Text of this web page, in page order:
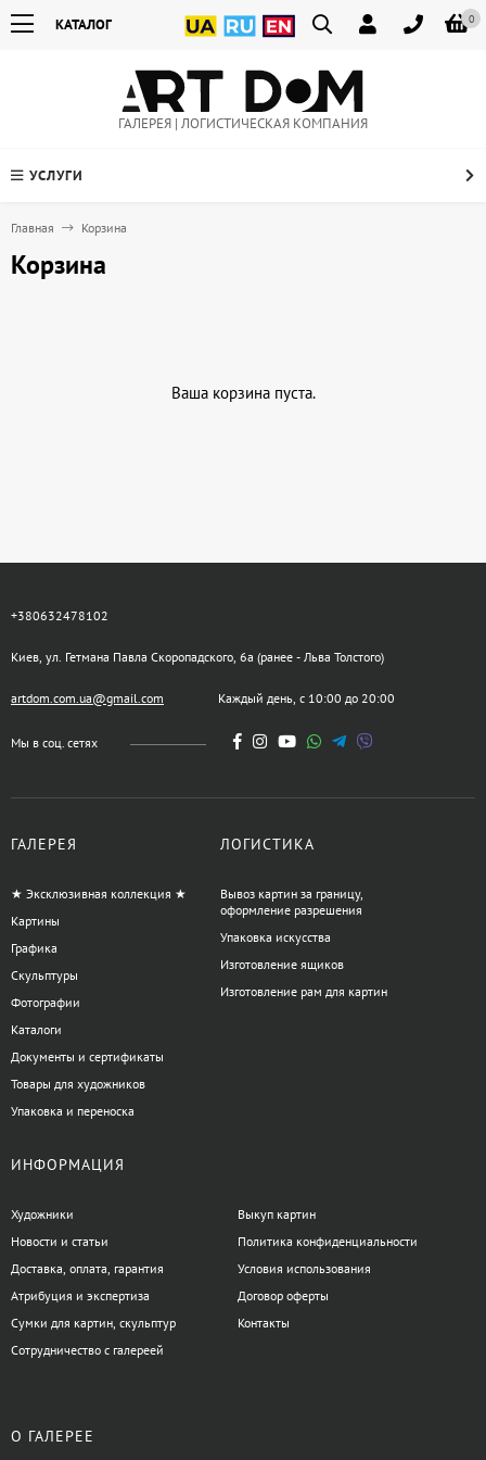
0
КАТАЛОГ
ГАЛЕРЕЯ | ЛОГИСТИЧЕСКАЯ КОМПАНИЯ
УСЛУГИ
Главная Корзина
Корзина
Ваша корзина пуста.
+380632478102
Киев, ул. Гетмана Павла Скоропадского, 6а (ранее - Льва Толстого)
artdom.com.ua@gmail.com Каждый день, с 10:00 до 20:00
Мы в соц. сетях
ГАЛЕРЕЯ
★ Эксклюзивная коллекция ★
Картины
Графика
Скульптуры
Фотографии
Каталоги
Документы и сертификаты
Товары для художников
Упаковка и переноска
ЛОГИСТИКА
Вывоз картин за границу,
оформление разрешения
Упаковка искусства
Изготовление ящиков
Изготовление рам для картин
ИНФОРМАЦИЯ
Художники
Новости и статьи
Доставка, оплата, гарантия
Атрибуция и экспертиза
Сумки для картин, скульптур
Сотрудничество с галереей
Выкуп картин
Политика конфиденциальности
Условия использования
Договор оферты
Контакты
О ГАЛЕРЕЕ